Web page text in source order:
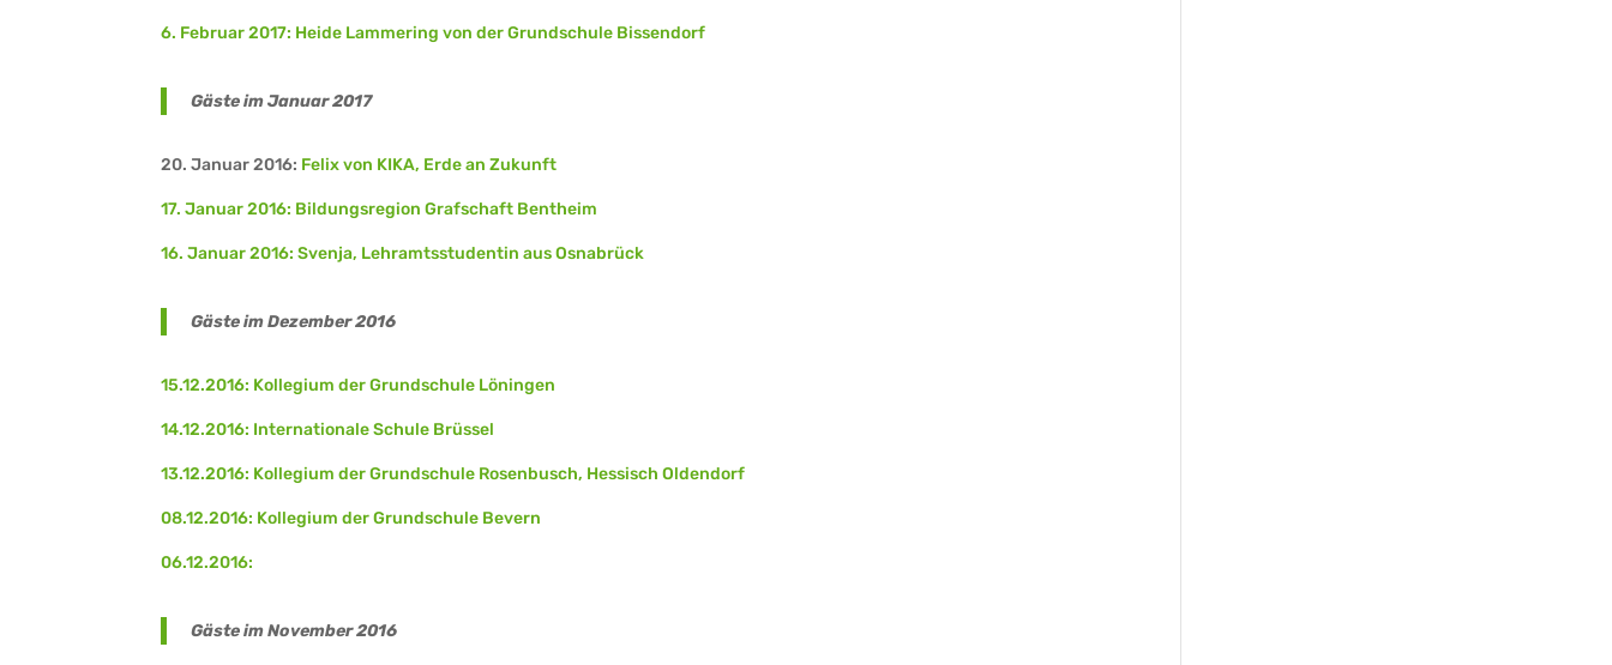
6. Februar 2017: Heide Lammering von der Grundschule Bissendorf
Gäste im Januar 2017
20. Januar 2016: Felix von KIKA, Erde an Zukunft
17. Januar 2016: Bildungsregion Grafschaft Bentheim
16. Januar 2016: Svenja, Lehramtsstudentin aus Osnabrück
Gäste im Dezember 2016
15.12.2016: Kollegium der Grundschule Löningen
14.12.2016: Internationale Schule Brüssel
13.12.2016: Kollegium der Grundschule Rosenbusch, Hessisch Oldendorf
08.12.2016: Kollegium der Grundschule Bevern
06.12.2016:
Gäste im November 2016